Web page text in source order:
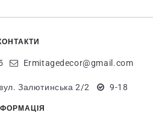
Ermitagedecor@gmail.com
Залютинська 2/2 9-18